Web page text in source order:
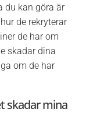
du kan göra är
de rekryterar
de har om
skadar dina
om de har
skadar mina